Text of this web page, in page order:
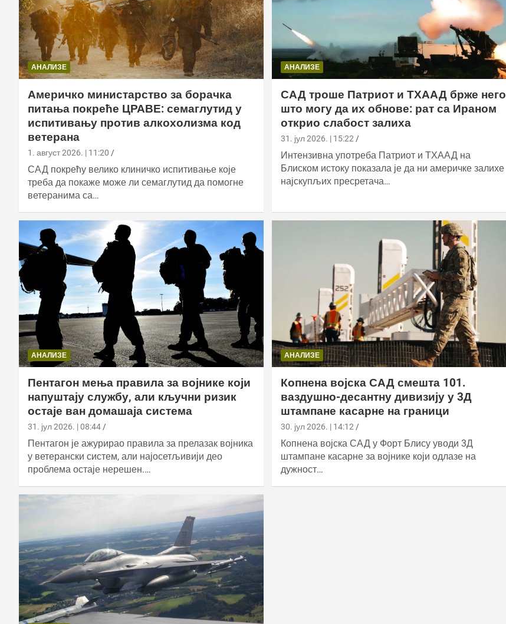
АНАЛИЗЕ
Америчко министарство за борачка
питања покреће ЦРАВЕ: семаглутид у
испитивању против алкохолизма код
ветерана
1. август 2026. | 11:20
САД покрећу велико клиничко испитивање које
треба да покаже може ли семаглутид да помогне
ветеранима са…
АНАЛИЗЕ
САД троше Патриот и ТХААД брже него
што могу да их обнове: рат са Ираном
открио слабост залиха
31. јул 2026. | 15:22
Интензивна употреба Патриот и ТХААД на
Блиском истоку показала је да ни америчке залихе
најскупљих пресретача…
АНАЛИЗЕ
Пентагон мења правила за војнике који
напуштају службу, али кључни ризик
остаје ван домашаја система
31. јул 2026. | 08:44
Пентагон је ажурирао правила за прелазак војника
у ветерански систем, али најосетљивији део
проблема остаје нерешен.…
АНАЛИЗЕ
Копнена војска САД смешта 101.
ваздушно-десантну дивизију у 3Д
штампане касарне на граници
30. јул 2026. | 14:12
Копнена војска САД у Форт Блису уводи 3Д
штампане касарне за војнике који одлазе на
дужност…